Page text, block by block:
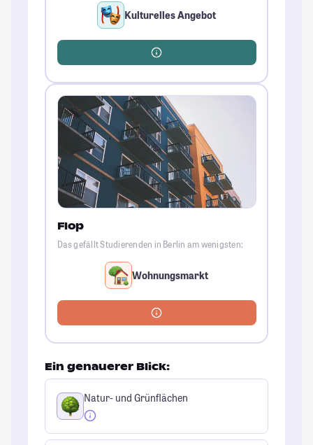
Kulturelles Angebot
Flop
Das gefällt Studierenden in Berlin am wenigsten:
Wohnungsmarkt
Ein genauerer Blick:
Natur- und Grünflächen